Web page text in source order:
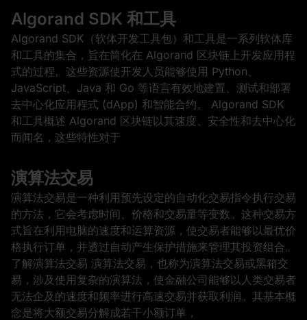
Algorand SDK 和工具
Algorand SDK（软体开发工具包）和工具是一系列软体库
和工具的集合，旨在简化在 Algorand 区块链上开发应用程
式的过程。这些资源使开发人员能够使用 Python、
JavaScript、Java 和 Go 等语言有效地建置、测试和部署
去中心化应用程式 (dApp) 和智能合约。 Algorand SDK
和工具概述 Algorand 区块链以其速度、安全性和去中心化
而闻名，这些特性对于
演算法交易
演算法交易是一种利用预先设定的自动化交易指令执行交易
的方法，它会考虑时间、价格和交易量等变数。这种交易方
式旨在利用电脑的速度和运算资源，使交易者能够以最优价
格执行订单，并透过自动产生保护措施来管理其投资组合。
了解演算法交易 演算法交易，也称为演算法交易或黑箱交
易，涉及使用复杂的演算法，使金融公司能够以人类交易者
无法企及的速度和频率进行高速交易并获取利润。其基本概
念是将大额交易分解成若干小额订单，